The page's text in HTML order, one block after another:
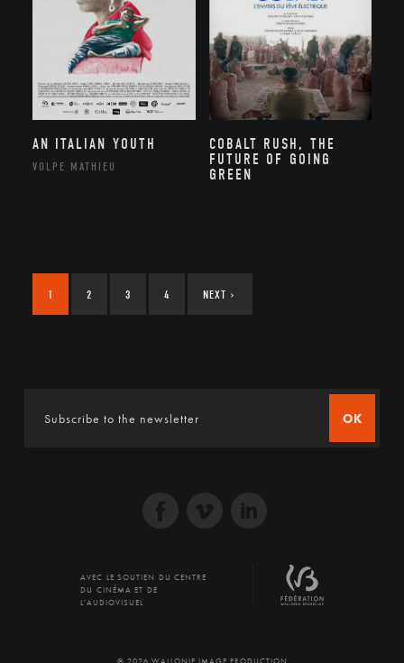
AN ITALIAN YOUTH
VOLPE MATHIEU
COBALT RUSH, THE
FUTURE OF GOING
GREEN
1 2 3 4 NEXT ›
OK
AVEC LE SOUTIEN DU CENTRE
DU CINÉMA ET DE
L'AUDIOVISUEL